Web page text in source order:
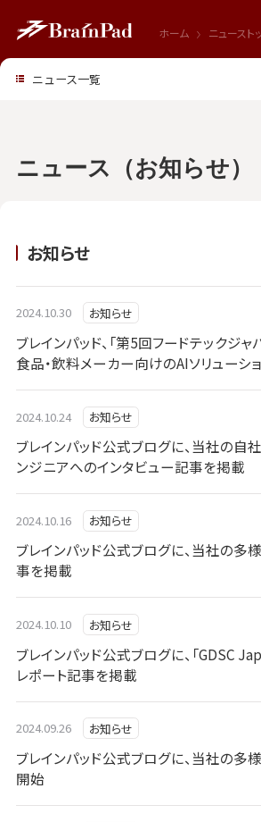
ホーム ニュースト
ニュース（お知らせ）
お知らせ
2024.10.30 お知らせ
ブレインパッド、「第5回フードテックジャ
食品・飲料メーカー向けのAIソリューシ
2024.10.24 お知らせ
ブレインパッド公式ブログに、当社の自
ンジニアへのインタビュー記事を掲載
2024.10.16 お知らせ
ブレインパッド公式ブログに、当社の多
事を掲載
2024.10.10 お知らせ
ブレインパッド公式ブログに、「GDSC
レポート記事を掲載
2024.09.26 お知らせ
ブレインパッド公式ブログに、当社の多
開始
ニュース一覧